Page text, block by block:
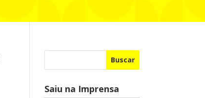
Buscar
Saiu na Imprensa